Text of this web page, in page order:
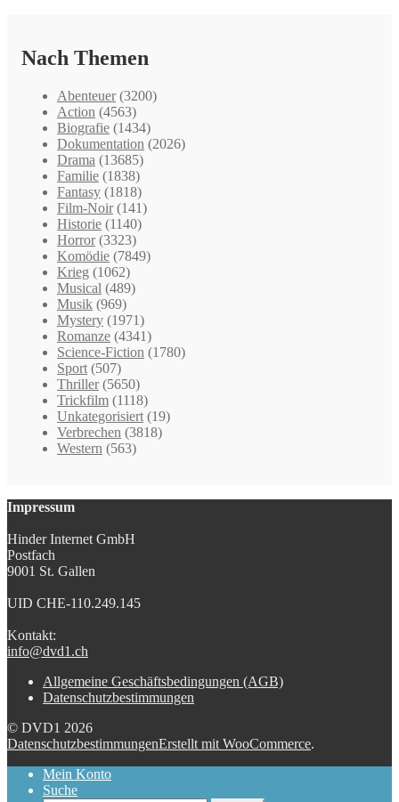
Nach Themen
Abenteuer (3200)
Action (4563)
Biografie (1434)
Dokumentation (2026)
Drama (13685)
Familie (1838)
Fantasy (1818)
Film-Noir (141)
Historie (1140)
Horror (3323)
Komödie (7849)
Krieg (1062)
Musical (489)
Musik (969)
Mystery (1971)
Romanze (4341)
Science-Fiction (1780)
Sport (507)
Thriller (5650)
Trickfilm (1118)
Unkategorisiert (19)
Verbrechen (3818)
Western (563)
Impressum
Hinder Internet GmbH
Postfach
9001 St. Gallen
UID CHE-110.249.145
Kontakt:
info@dvd1.ch
Allgemeine Geschäftsbedingungen (AGB)
Datenschutzbestimmungen
© DVD1 2026
DatenschutzbestimmungenErstellt mit WooCommerce.
Mein Konto
Suche